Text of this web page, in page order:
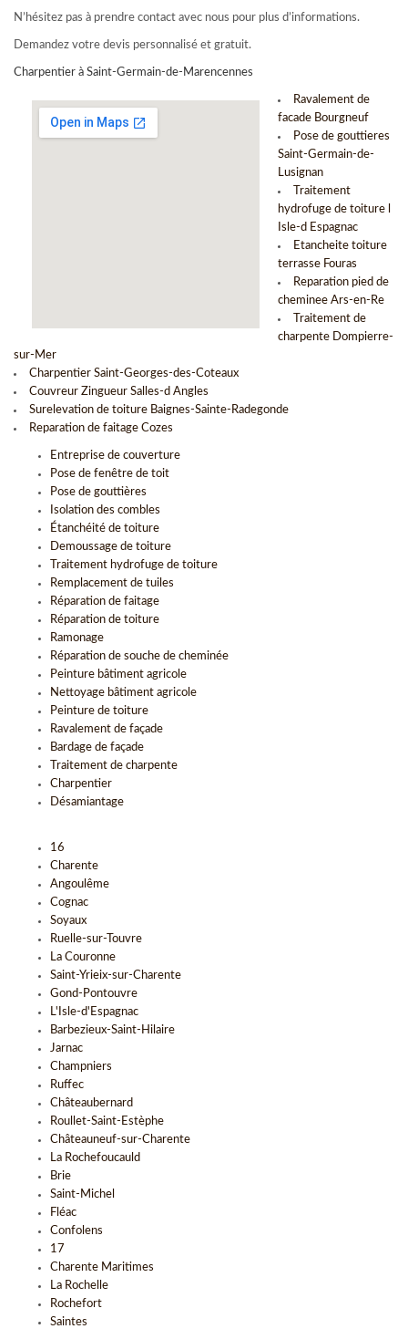
N’hésitez pas à prendre contact avec nous pour plus d’informations.
Demandez votre devis personnalisé et gratuit.
Charpentier à Saint-Germain-de-Marencennes
Ravalement de
facade Bourgneuf
Pose de gouttieres
Saint-Germain-de-
Lusignan
Traitement
hydrofuge de toiture l
Isle-d Espagnac
Etancheite toiture
terrasse Fouras
Reparation pied de
cheminee Ars-en-Re
Traitement de
charpente Dompierre-
sur-Mer
Charpentier Saint-Georges-des-Coteaux
Couvreur Zingueur Salles-d Angles
Surelevation de toiture Baignes-Sainte-Radegonde
Reparation de faitage Cozes
Entreprise de couverture
Pose de fenêtre de toit
Pose de gouttières
Isolation des combles
Étanchéité de toiture
Demoussage de toiture
Traitement hydrofuge de toiture
Remplacement de tuiles
Réparation de faitage
Réparation de toiture
Ramonage
Réparation de souche de cheminée
Peinture bâtiment agricole
Nettoyage bâtiment agricole
Peinture de toiture
Ravalement de façade
Bardage de façade
Traitement de charpente
Charpentier
Désamiantage
16
Charente
Angoulême
Cognac
Soyaux
Ruelle-sur-Touvre
La Couronne
Saint-Yrieix-sur-Charente
Gond-Pontouvre
L'Isle-d'Espagnac
Barbezieux-Saint-Hilaire
Jarnac
Champniers
Ruffec
Châteaubernard
Roullet-Saint-Estèphe
Châteauneuf-sur-Charente
La Rochefoucauld
Brie
Saint-Michel
Fléac
Confolens
17
Charente Maritimes
La Rochelle
Rochefort
Saintes